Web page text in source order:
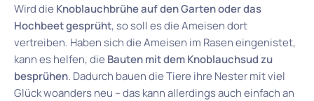
Wird die Knoblauchbrühe auf den Garten oder das
Hochbeet gesprüht, so soll es die Ameisen dort
vertreiben. Haben sich die Ameisen im Rasen eingenistet,
kann es helfen, die Bauten mit dem Knoblauchsud zu
besprühen. Dadurch bauen die Tiere ihre Nester mit viel
Glück woanders neu – das kann allerdings auch einfach an